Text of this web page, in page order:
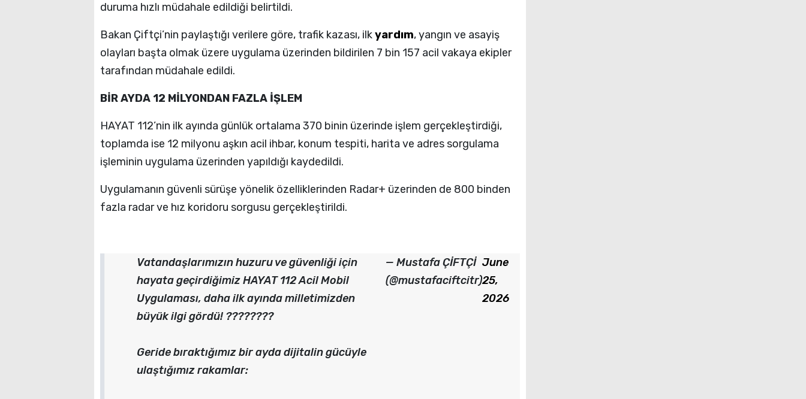
duruma hızlı müdahale edildiği belirtildi.
Bakan Çiftçi’nin paylaştığı verilere göre, trafik kazası, ilkyardım, yangın ve asayiş
olayları başta olmak üzere uygulama üzerinden bildirilen 7 bin 157 acil vakaya ekipler
tarafından müdahale edildi.
BİR AYDA 12 MİLYONDAN FAZLA İŞLEM
HAYAT 112’nin ilk ayında günlük ortalama 370 binin üzerinde işlem gerçekleştirdiği,
toplamda ise 12 milyonu aşkın acil ihbar, konum tespiti, harita ve adres sorgulama
işleminin uygulama üzerinden yapıldığı kaydedildi.
Uygulamanın güvenli sürüşe yönelik özelliklerinden Radar+ üzerinden de 800 binden
fazla radar ve hız koridoru sorgusu gerçekleştirildi.
Vatandaşlarımızın huzuru ve güvenliği için
hayata geçirdiğimiz HAYAT 112 Acil Mobil
Uygulaması, daha ilk ayında milletimizden
büyük ilgi gördü! ????????
Geride bıraktığımız bir ayda dijitalin gücüyle
ulaştığımız rakamlar:
— Mustafa ÇİFTÇİ
(@mustafaciftcitr)
June
25,
2026